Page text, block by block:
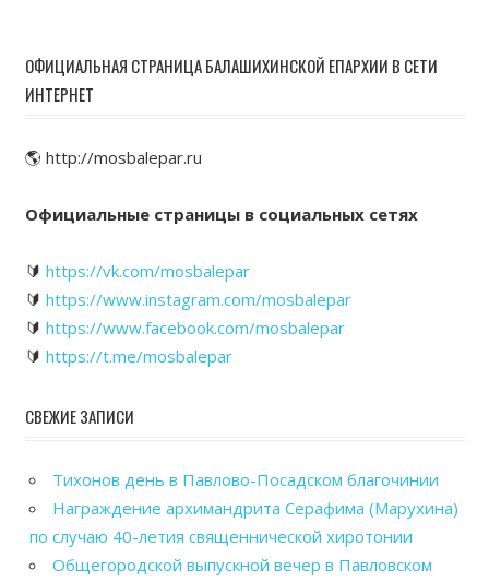
ОФИЦИАЛЬНАЯ СТРАНИЦА БАЛАШИХИНСКОЙ ЕПАРХИИ В СЕТИ
ИНТЕРНЕТ
🌎 http://mosbalepar.ru
Официальные страницы в социальных сетях
🔰 https://vk.com/mosbalepar
🔰 https://www.instagram.com/mosbalepar
🔰 https://www.facebook.com/mosbalepar
🔰 https://t.me/mosbalepar
СВЕЖИЕ ЗАПИСИ
Тихонов день в Павлово-Посадском благочинии
Награждение архимандрита Серафима (Марухина)
по случаю 40-летия священнической хиротонии
Общегородской выпускной вечер в Павловском